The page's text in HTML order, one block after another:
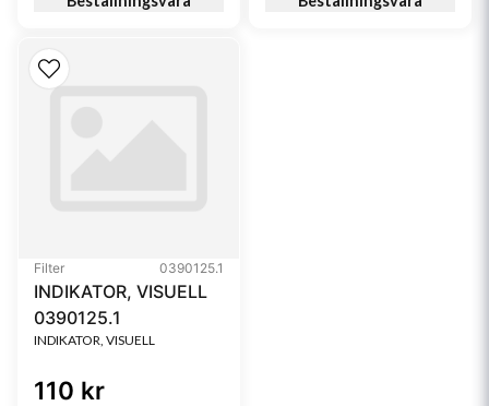
Filter 0390125.1
INDIKATOR, VISUELL
0390125.1
INDIKATOR, VISUELL
110 kr